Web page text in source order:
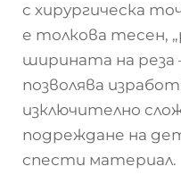
с хирургическа
е толкова тесен,
ширината на реза
позволява
изключително
подреждане на
спести материал.